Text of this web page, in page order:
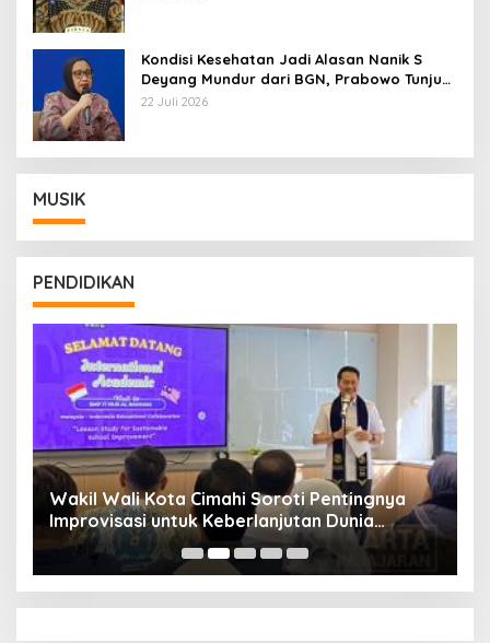
Kondisi Kesehatan Jadi Alasan Nanik S
Deyang Mundur dari BGN, Prabowo Tunjuk
Wamentan Sudaryono
22 Juli 2026
MUSIK
PENDIDIKAN
Wakil Wali Kota Cimahi Soroti Pentingnya
Improvisasi untuk Keberlanjutan Dunia
Pendidikan